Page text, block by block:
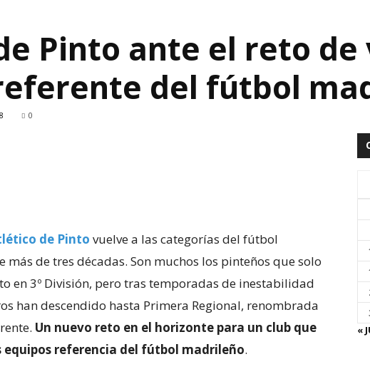
Pinto ante el reto de
del fútbol
0
de Pinto vuelve a las categorías del fútbol
de tres décadas. Son muchos los pinteños que solo
en 3º División, pero tras temporadas de inestabilidad
han descendido hasta Primera Regional, renombrada
Un nuevo reto en el horizonte para un club que
equipos referencia del fútbol madrileño.
«